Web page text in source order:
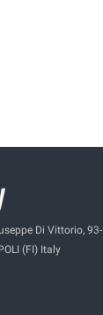
Di Vittorio, 93-
(FI) Italy